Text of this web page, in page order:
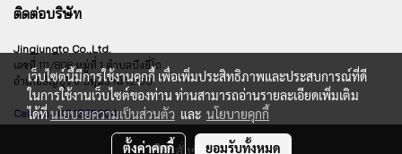
สั่งซื้อสินค้า
ติดต่อบริษัท
Jingjungto Co.,Ltd.
เลขที่ 111/808 หมู่ที่ 1 ตำบลบึงยี่โถ
อำเภอธัญบุรี จ.ปทุมธานี 12130
Call Us : 02 1569204
เว็บไซต์นี้มีการใช้งานคุกกี้ เพื่อเพิ่มประสิทธิภาพและประสบการณ์ที่ดี
ในการใช้งานเว็บไซต์ของท่าน ท่านสามารถอ่านรายละเอียดเพิ่มเติม
ได้ที่นโยบายความเป็นส่วนตัว และ นโยบายคุกกี้
ตั้งค่าคุกกี้ ยอมรับทั้งหมด